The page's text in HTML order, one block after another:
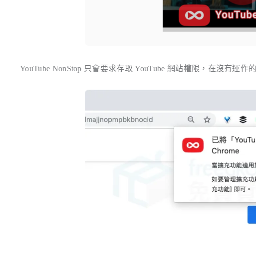
YouTube NonStop 只會要求存取 YouTube 網站權限，在沒有運作